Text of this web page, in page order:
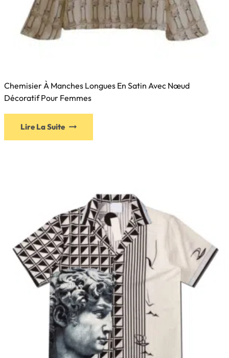
Chemisier À Manches Longues En Satin Avec Nœud
Décoratif Pour Femmes
Lire La Suite